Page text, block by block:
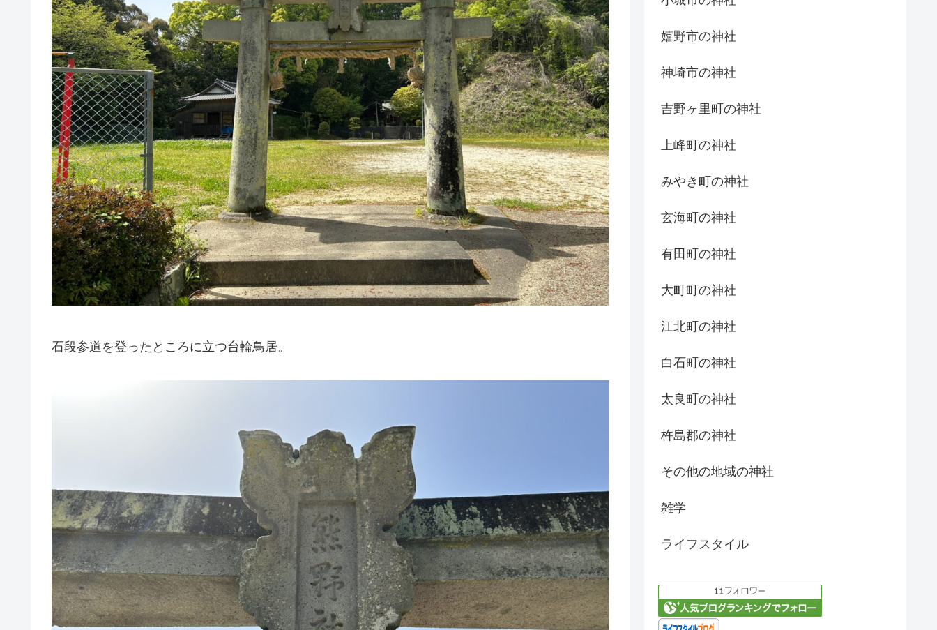
石段参道を登ったところに立つ台輪鳥居。
嬉野市の神社
神埼市の神社
吉野ヶ里町の神社
上峰町の神社
みやき町の神社
玄海町の神社
有田町の神社
大町町の神社
江北町の神社
白石町の神社
太良町の神社
杵島郡の神社
その他の地域の神社
雑学
ライフスタイル